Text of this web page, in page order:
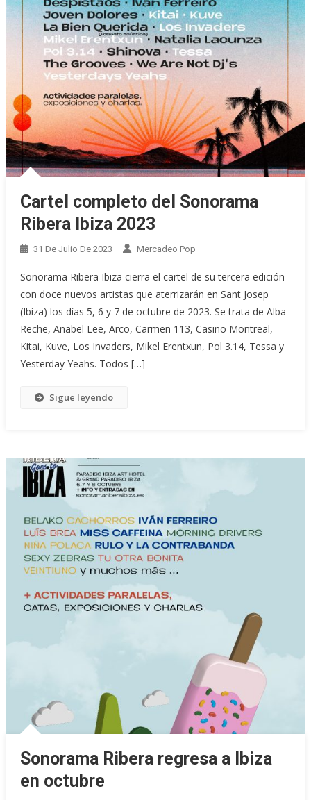
Cartel completo del Sonorama
Ribera Ibiza 2023
31 De Julio De 2023 Mercadeo Pop
Sonorama Ribera Ibiza cierra el cartel de su tercera edición
con doce nuevos artistas que aterrizarán en Sant Josep
(Ibiza) los días 5, 6 y 7 de octubre de 2023. Se trata de Alba
Reche, Anabel Lee, Arco, Carmen 113, Casino Montreal,
Kitai, Kuve, Los Invaders, Mikel Erentxun, Pol 3.14, Tessa y
Yesterday Yeahs. Todos […]
Sigue leyendo
Sonorama Ribera regresa a Ibiza
en octubre